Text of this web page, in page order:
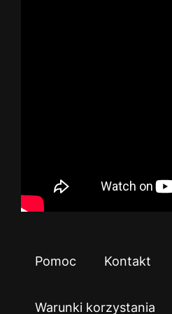
Pomoc Kontakt
Warunki korzystania